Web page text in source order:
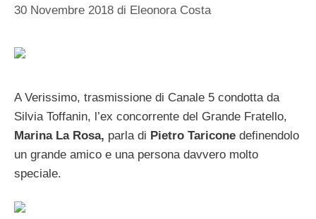
30 Novembre 2018 di Eleonora Costa
A Verissimo, trasmissione di Canale 5 condotta da
Silvia Toffanin, l’ex concorrente del Grande Fratello,
Marina La Rosa, parla di Pietro Taricone definendolo
un grande amico e una persona davvero molto
speciale.